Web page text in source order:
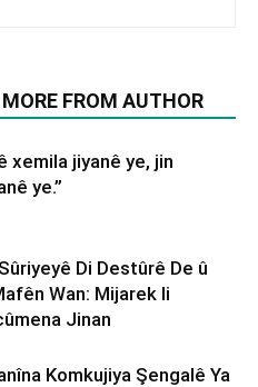
MORE FROM AUTHOR
xemila jiyanê ye, jin
ye.”
Di Destûrê De û
Wan: Mijarek li
Jinan
Komkujiya Şengalê Ya